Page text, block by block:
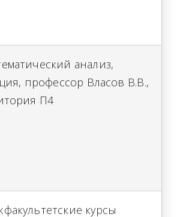
анализ,
профессор Власов В.В.,
П4
курсы